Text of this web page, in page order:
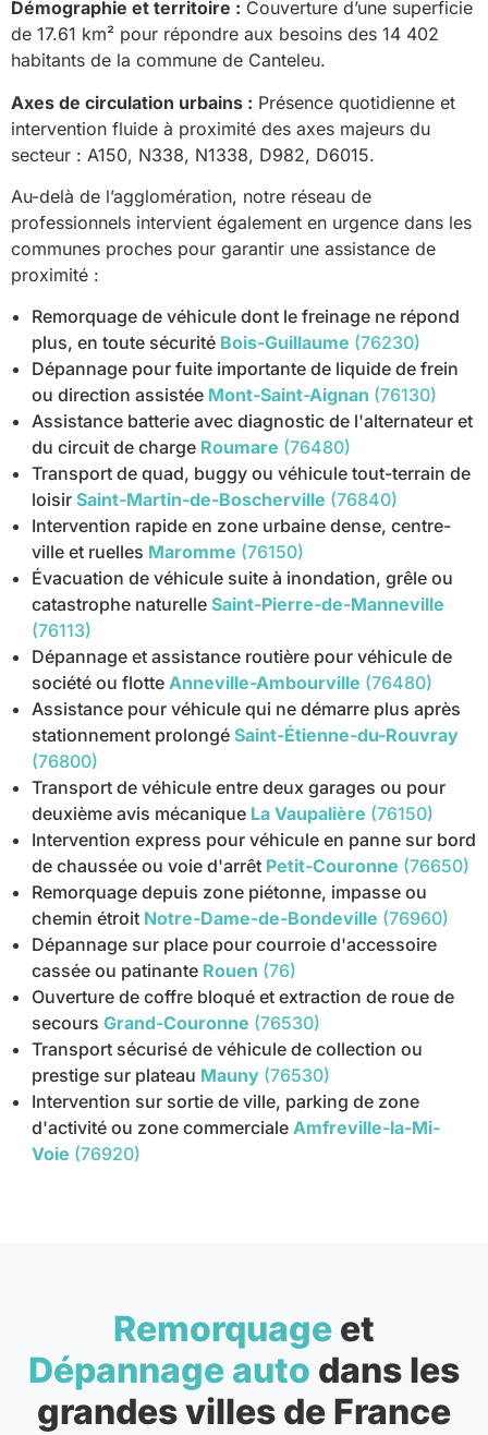
Démographie et territoire : Couverture d’une superficie
de 17.61 km² pour répondre aux besoins des 14 402
habitants de la commune de Canteleu.
Axes de circulation urbains : Présence quotidienne et
intervention fluide à proximité des axes majeurs du
secteur : A150, N338, N1338, D982, D6015.
Au-delà de l’agglomération, notre réseau de
professionnels intervient également en urgence dans les
communes proches pour garantir une assistance de
proximité :
Remorquage de véhicule dont le freinage ne répond
plus, en toute sécurité Bois-Guillaume (76230)
Dépannage pour fuite importante de liquide de frein
ou direction assistée Mont-Saint-Aignan (76130)
Assistance batterie avec diagnostic de l'alternateur et
du circuit de charge Roumare (76480)
Transport de quad, buggy ou véhicule tout-terrain de
loisir Saint-Martin-de-Boscherville (76840)
Intervention rapide en zone urbaine dense, centre-
ville et ruelles Maromme (76150)
Évacuation de véhicule suite à inondation, grêle ou
catastrophe naturelle Saint-Pierre-de-Manneville
(76113)
Dépannage et assistance routière pour véhicule de
société ou flotte Anneville-Ambourville (76480)
Assistance pour véhicule qui ne démarre plus après
stationnement prolongé Saint-Étienne-du-Rouvray
(76800)
Transport de véhicule entre deux garages ou pour
deuxième avis mécanique La Vaupalière (76150)
Intervention express pour véhicule en panne sur bord
de chaussée ou voie d'arrêt Petit-Couronne (76650)
Remorquage depuis zone piétonne, impasse ou
chemin étroit Notre-Dame-de-Bondeville (76960)
Dépannage sur place pour courroie d'accessoire
cassée ou patinante Rouen (76)
Ouverture de coffre bloqué et extraction de roue de
secours Grand-Couronne (76530)
Transport sécurisé de véhicule de collection ou
prestige sur plateau Mauny (76530)
Intervention sur sortie de ville, parking de zone
d'activité ou zone commerciale Amfreville-la-Mi-
Voie (76920)
Remorquage et
Dépannage auto dans les
grandes villes de France